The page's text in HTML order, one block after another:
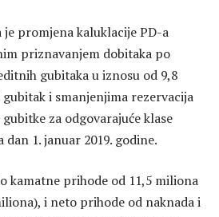
je promjena kaluklacije PD-a
priznavanjem dobitaka po
gubitaka u iznosu od 9,8
i smanjenjima rezervacija
za odgovarajuće klase
1. januar 2019. godine.
kamatne prihode od 11,5 miliona
i neto prihode od naknada i